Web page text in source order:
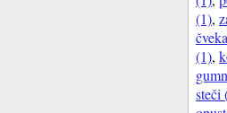
(1),
(1),
steči